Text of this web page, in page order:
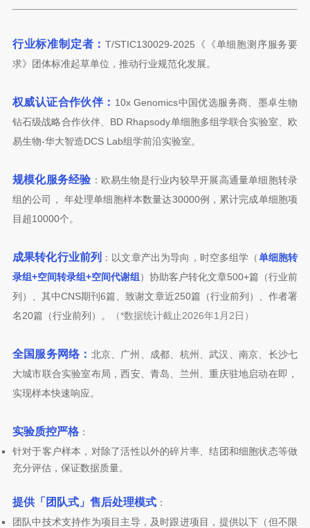
行业标准制定者：T/STIC130029-2025《《单细胞测序服务要
求》团体标准起草单位，推动行业规范化发展。
权威认证合作伙伴： 10x Genomics中国优选服务商、墨卓生物
钻石级战略合作伙伴、BD Rhapsody单细胞多组学联合实验室、欧
易生物-华大智造DCS Lab组学前沿实验室。
规模化服务经验 ： 欧易生物是行业内较早开展高通量单细胞转录
组的公司， 年处理单细胞样本数量达30000例，累计完成单细胞项
目超10000个。
成果转化行业前列 ：以文章产出为导向，时空多组学（单细胞转
录组+空间转录组+空间代谢组 ）协助客户转化文章500+篇（行业前
列）、其中CNS期刊6篇、致谢文章近250篇 （行业前列 ）、作者署
名20篇（行业前列 ）。 （*数据统计截止2026年1月2日）
全国服务网络： 北京、广州、成都、杭州、武汉、南京、长沙七
大城市联合实验室布局，西安、青岛、兰州、重庆驻地启动在即，
实现样本快速响应。
实验质控严格：
针对于客户样本，对除了活性以外的碎片率、结团和细胞状态等做
充分评估，保证数据质量。
提供「 团队式」售后处理模式：
团队中技术支持作为项目主导，及时跟进项目，提供以下（但不限